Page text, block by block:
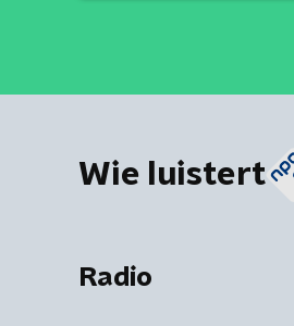
Wie luistert
Radio